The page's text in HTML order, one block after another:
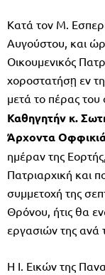
Κατά τον Μ.
Αυγούστου, και
Οικουμενικός
χοροστατήσῃ εν
μετά το πέρας του
Καθηγητήν κ.
Άρχοντα
ημέραν της
Πατριαρχική και
συμμετοχή της
Θρόνου, ήτις θα
εργασιών της ανά
Η Ι. Εικών της